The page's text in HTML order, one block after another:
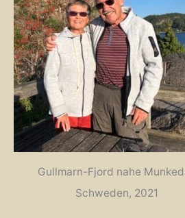
Gullmarn-Fjord nahe
Schweden, 2021